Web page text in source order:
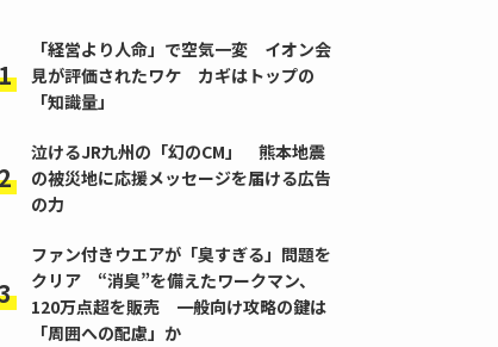
「経営より人命」で空気一変 イオン会
見が評価されたワケ カギはトップの
「知識量」
泣けるJR九州の「幻のCM」 熊本地震
の被災地に応援メッセージを届ける広告
の力
ファン付きウエアが「臭すぎる」問題を
クリア “消臭”を備えたワークマン、
120万点超を販売 一般向け攻略の鍵は
「周囲への配慮」か